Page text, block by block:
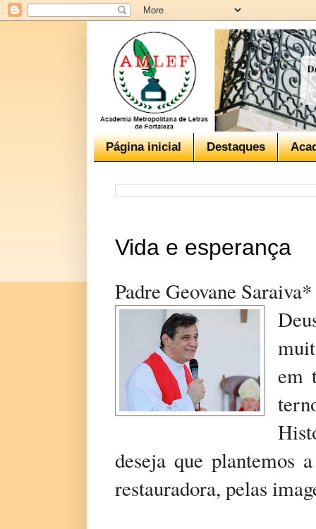
Página inicial Destaques
Vida e esperança
Padre Geovane Saraiva*
em
deseja que plantemos
restauradora, pelas